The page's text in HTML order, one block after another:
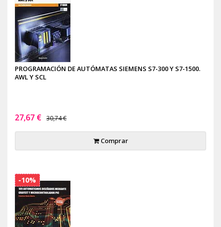
PROGRAMACIÓN DE AUTÓMATAS SIEMENS S7-300 Y S7-1500.
AWL Y SCL
27,67 € 30,74 €
Comprar
-10%